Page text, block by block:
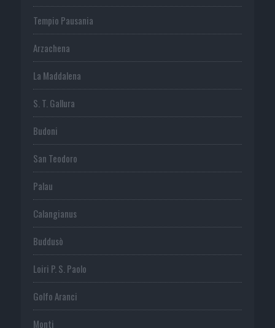
Tempio Pausania
Arzachena
La Maddalena
S. T. Gallura
Budoni
San Teodoro
Palau
Calangianus
Buddusò
Loiri P. S. Paolo
Golfo Aranci
Monti